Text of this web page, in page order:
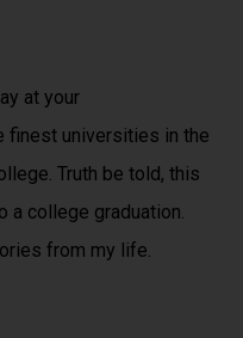
at your
finest universities in the
Truth be told, this
a college graduation.
from my life.